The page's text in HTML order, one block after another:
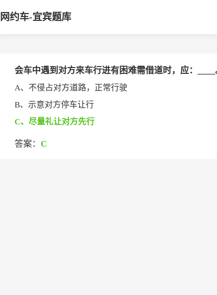
网约车-宜宾题库
会车中遇到对方来车行进有困难需借道时，应：____
A、不侵占对方道路，正常行驶
B、示意对方停车让行
C、尽量礼让对方先行
答案： C